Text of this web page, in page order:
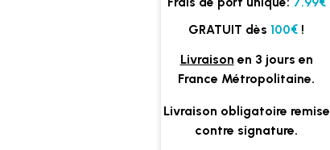
GRATUIT dès 100€ !
Livraison en 3 jours en
France Métropolitaine.
Livraison obligatoire remise
contre signature.